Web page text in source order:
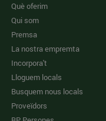
Què oferim
Qui som
Premsa
La nostra empremta
Incorpora't
Lloguem locals
Busquem nous locals
Proveïdors